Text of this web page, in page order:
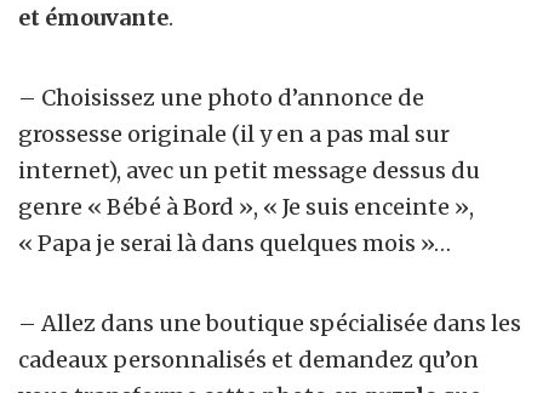
et émouvante.
– Choisissez une photo d’annonce de
grossesse originale (il y en a pas mal sur
internet), avec un petit message dessus du
genre « Bébé à Bord », « Je suis enceinte »,
« Papa je serai là dans quelques mois »…
– Allez dans une boutique spécialisée dans les
cadeaux personnalisés et demandez qu’on